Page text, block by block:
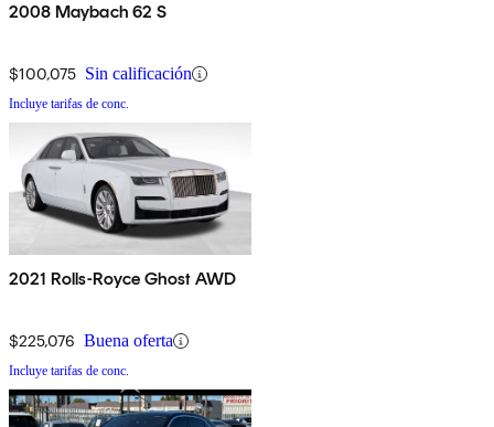
2008 Maybach 62 S
$100,075 Sin calificación
Incluye tarifas de conc.
2021 Rolls-Royce Ghost AWD
$225,076 Buena oferta
Incluye tarifas de conc.